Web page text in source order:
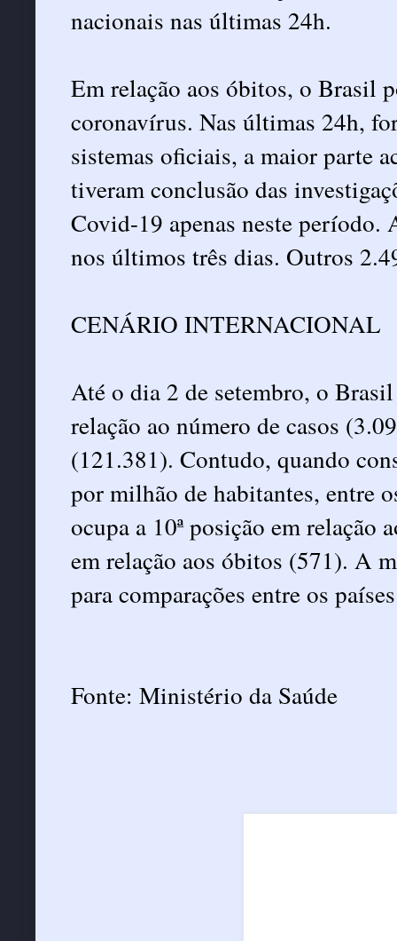
nacionais nas últimas 24h.
Em relação aos óbitos, o Brasil
coronavírus. Nas últimas 24h,
sistemas oficiais, a maior parte
tiveram conclusão das
Covid-19 apenas neste
nos últimos três dias. Outros
CENÁRIO INTERNACIONAL
Até o dia 2 de setembro, o
relação ao número de casos
(121.381). Contudo, quando
por milhão de habitantes, entre
ocupa a 10ª posição em relação
em relação aos óbitos (571). A
para comparações entre os
Fonte: Ministério da Saúde